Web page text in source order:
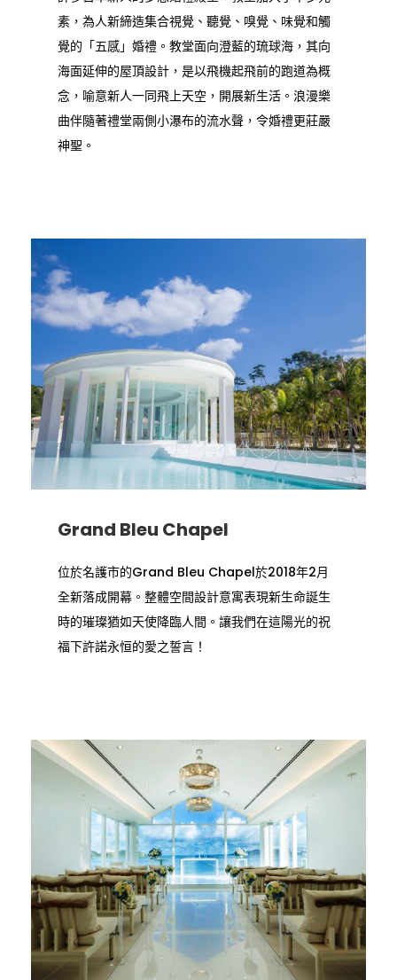
素，為人新締造集合視覺、聽覺、嗅覺、味覺和觸
覺的「五感」婚禮。教堂面向澄藍的琉球海，其向
海面延伸的屋頂設計，是以飛機起飛前的跑道為概
念，喻意新人一同飛上天空，開展新生活。浪漫樂
曲伴隨著禮堂兩側小瀑布的流水聲，令婚禮更莊嚴
神聖。
Grand Bleu Chapel
位於名護市的Grand Bleu Chapel於2018年2月
全新落成開幕。整體空間設計意寓表現新生命誕生
時的璀璨猶如天使降臨人間。讓我們在這陽光的祝
福下許諾永恒的愛之誓言！